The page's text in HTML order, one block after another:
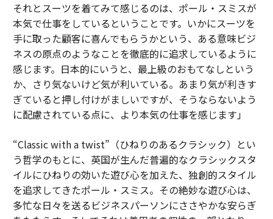
それとスーツを着てみて感じるのは、ポール・スミスが
本気で仕事をしているということです。いかにスーツを
手に取った顧客に喜んでもらうかという、ある意味ビジ
ネスの原点のようなことを徹底的に追求しているように
感じます。日本的にいうと、最上級のおもてなしという
か、さり気ないけど気が利いている。あまり気が利きす
ぎていると押し付けがましいですが、そうならないよう
に配慮されている点に、より本気の仕事を感じます」
“Classic with a twist”（ひねりのあるクラシック）とい
う哲学のもとに、英国が生んだ普遍的なクラシックスタ
イルにひねりの効いた遊び心を加えた、独創的スタイル
を追求してきたポール・スミス。その絶妙な遊び心は、
多忙な日々を送るビジネスパーソンにささやかな安らぎ